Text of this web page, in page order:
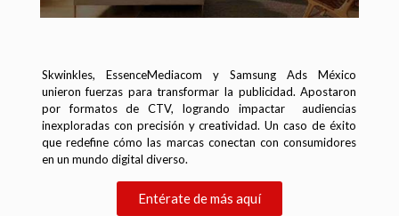
Skwinkles, EssenceMediacom y Samsung Ads México
unieron fuerzas para transformar la publicidad. Apostaron
por formatos de CTV, logrando impactar audiencias
inexploradas con precisión y creatividad. Un caso de éxito
que redefine cómo las marcas conectan con consumidores
en un mundo digital diverso.
Entérate de más aquí